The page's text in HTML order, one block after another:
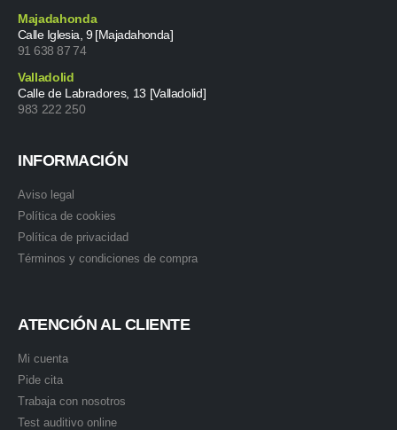
Majadahonda
Calle Iglesia, 9 [Majadahonda]
91 638 87 74
Valladolid
Calle de Labradores, 13 [Valladolid]
983 222 250
INFORMACIÓN
Aviso legal
Política de cookies
Política de privacidad
Términos y condiciones de compra
ATENCIÓN AL CLIENTE
Mi cuenta
Pide cita
Trabaja con nosotros
Test auditivo online